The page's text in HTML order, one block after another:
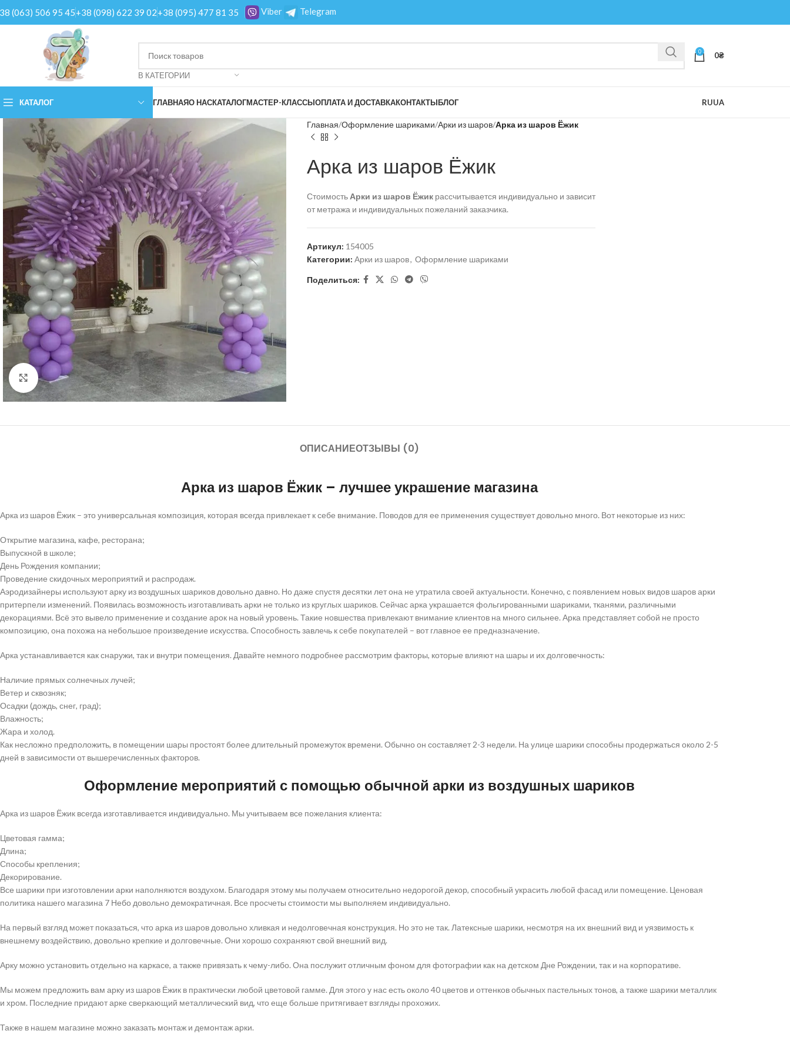
(063) 506 95 45+38 (098) 622 39 02+38 (095) 477 81 35 Viber Telegram
В КАТЕГОРИИ
0 0₴
КАТАЛОГ ГЛАВНАЯО НАСКАТАЛОГМАСТЕР-КЛАССЫОПЛАТА И ДОСТАВКАКОНТАКТЫБЛОГ RUUA
Нажмите, чтобы увеличить
Главная Оформление шариками Арки из шаров Арка из шаров Ёжик
Арка из шаров Ёжик
Стоимость Арки из шаров Ёжикрассчитывается индивидуально и зависит
от метража и индивидуальных пожеланий заказчика.
Артикул: 154005
Категории: Арки из шаров, Оформление шариками
Поделиться:
ОПИСАНИЕОТЗЫВЫ (0)
Арка из шаров Ёжик – лучшее украшение магазина
Арка из шаров Ёжик – это универсальная композиция, которая всегда привлекает к себе внимание. Поводов для ее применения существует довольно много. Вот некоторые из них:
Открытие магазина, кафе, ресторана;
Выпускной в школе;
День Рождения компании;
Проведение скидочных мероприятий и распродаж.
Аэродизайнеры используют арку из воздушных шариков довольно давно. Но даже спустя десятки лет она не утратила своей актуальности. Конечно, с появлением новых видов шаров арки
притерпели изменений. Появилась возможность изготавливать арки не только из круглых шариков. Сейчас арка украшается фольгированными шариками, тканями, различными
декорациями. Всё это вывело применение и создание арок на новый уровень. Такие новшества привлекают внимание клиентов на много сильнее. Арка представляет собой не просто
композицию, она похожа на небольшое произведение искусства. Способность завлечь к себе покупателей – вот главное ее предназначение.
Арка устанавливается как снаружи, так и внутри помещения. Давайте немного подробнее рассмотрим факторы, которые влияют на шары и их долговечность:
Наличие прямых солнечных лучей;
Ветер и сквозняк;
Осадки (дождь, снег, град);
Влажность;
Жара и холод.
Как несложно предположить, в помещении шары простоят более длительный промежуток времени. Обычно он составляет 2-3 недели. На улице шарики способны продержаться около 2-5
дней в зависимости от вышеречисленных факторов.
Оформление мероприятий с помощью обычной арки из воздушных шариков
Арка из шаров Ёжик всегда изготавливается индивидуально. Мы учитываем все пожелания клиента:
Цветовая гамма;
Длина;
Способы крепления;
Декорирование.
Все шарики при изготовлении арки наполняются воздухом. Благодаря этому мы получаем относительно недорогой декор, способный украсить любой фасад или помещение. Ценовая
политика нашего магазина 7 Небо довольно демократичная. Все просчеты стоимости мы выполняем индивидуально.
На первый взгляд может показаться, что арка из шаров довольно хливкая и недолговечная конструкция. Но это не так. Латексные шарики, несмотря на их внешний вид и уязвимость к
внешнему воздействию, довольно крепкие и долговечные. Они хорошо сохраняют свой внешний вид.
Арку можно установить отдельно на каркасе, а также привязать к чему-либо. Она послужит отличным фоном для фотографии как на детском Дне Рождении, так и на корпоративе.
Мы можем предложить вам арку из шаров Ёжик в практически любой цветовой гамме. Для этого у нас есть около 40 цветов и оттенков обычных пастельных тонов, а также шарики металлик
и хром. Последние придают арке сверкающий металлический вид, что еще больше притягивает взгляды прохожих.
Также в нашем магазине можно заказать монтаж и демонтаж арки.